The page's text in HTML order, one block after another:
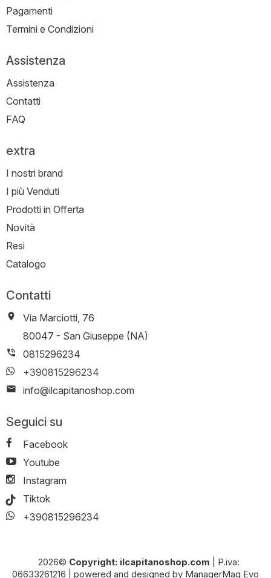
Pagamenti
Termini e Condizioni
Assistenza
Assistenza
Contatti
FAQ
extra
I nostri brand
I più Venduti
Prodotti in Offerta
Novità
Resi
Catalogo
Contatti
Via Marciotti, 76
-
80047 - San Giuseppe (NA)
0815296234
+390815296234
info@ilcapitanoshop.com
Seguici su
Facebook
Youtube
Instagram
Tiktok
+390815296234
2026© Copyright: ilcapitanoshop.com
P.iva:
06633261216
powered and designed by ManagerMag Evo